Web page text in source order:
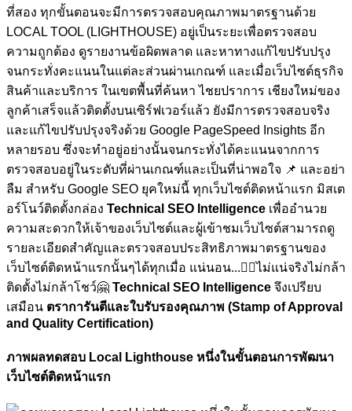
ที่สอง ทุกขั้นตอนจะมีการตรวจสอบคุณภาพมาตรฐานด้วย
LOCAL TOOL (LIGHTHOUSE) อยู่เป็นระยะเพื่อตรวจสอบ
ความถูกต้อง ดูรายงานข้อผิดพลาด และหาทางแก้ไขปรับปรุง
จนกระทั่งคะแนนในแต่ละส่วนผ่านเกณฑ์ และเมื่อเว็บไซต์ธุรกิจ
สินค้าและบริการ ในเขตพื้นที่ค้นหา ไชยปราการ เชียงใหม่ของ
ลูกค้าเสร็จแล้วติดตั้งบนเซิร์ฟเวอร์แล้ว ยังมีการตรวจสอบจริง
และแก้ไขปรับปรุงจริงด้วย Google PageSpeed Insights อีก
หลายรอบ ซึ่งจะทำอยู่อย่างนั้นจนกระทั่งได้คะแนนจากการ
ตรวจสอบอยู่ในระดับที่ผ่านเกณฑ์และเป็นที่น่าพอใจ 📌 และอย่า
ลืม สำหรับ Google SEO ยุคใหม่นี้ ทุกเว็บไซต์ติดหน้าแรก มิสเต
อร์โนว์ติดตั้งกล่อง Technical SEO Intelligence เพื่ออำนวย
ความสะดวกให้เจ้าของเว็บไซต์และผู้เข้าชมเว็บไซต์สามารถดู
รายละเอียดสำคัญและตรวจสอบประสิทธิภาพมาตรฐานของ
เว็บไซต์ติดหน้าแรกนั้นๆได้ทุกเมื่อ แน่นอน...🏋🏼ไม่แน่จริงไม่กล้า
ติดตั้งไม่กล้าโชว์🤗 Technical SEO Intelligence จึงเปรียบ
เสมือน ตราการันตีและใบรับรองคุณภาพ (Stamp of Approval
and Quality Certification)
ภาพผลทดสอบ Local Lighthouse หนึ่งในขั้นตอนการพัฒนา
เว็บไซต์ติดหน้าแรก